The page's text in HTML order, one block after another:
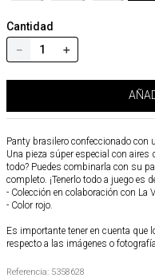
Cantidad
＋
－
Panty brasilero confeccionado con
Una pieza súper especial con
todo? Puedes combinarla con su
completo. ¡Tenerlo todo a juego es
- Colección en colaboración con La
- Color rojo.
Es importante tener en cuenta que
respecto a las imágenes o
Referencia: 5358628